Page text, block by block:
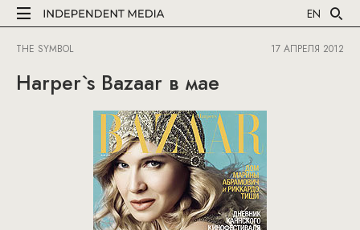
EN
THE SYMBOL 17 АПРЕЛЯ 2012
Harper`s Bazaar в мае